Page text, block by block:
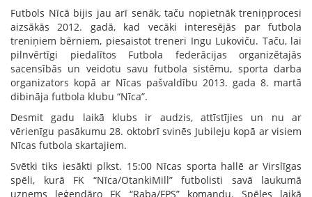
Futbols Nīcā bijis jau arī senāk, taču nopietnāk treniņprocesi
aizsākās 2012. gadā, kad vecāki interesējās par futbola
treniņiem bērniem, piesaistot treneri Ingu Lukoviču. Taču, lai
pilnvērtīgi piedalītos Futbola federācijas organizētajās
sacensībās un veidotu savu futbola sistēmu, sporta darba
organizators kopā ar Nīcas pašvaldību 2013. gada 8. martā
dibināja futbola klubu “Nīca”.
Desmit gadu laikā klubs ir audzis, attīstījies un nu ar
vērienīgu pasākumu 28. oktobrī svinēs Jubileju kopā ar visiem
Nīcas futbola skartajiem.
Svētki tiks iesākti plkst. 15:00 Nīcas sporta hallē ar Virslīgas
spēli, kurā FK “Nīca/OtankiMill” futbolisti savā laukumā
uzņems leģendāro FK “Raba/FPS” komandu. Spēles laikā